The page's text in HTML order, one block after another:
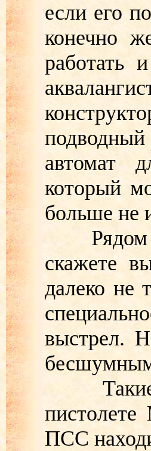
если его
конечно
работать
автомат
который
больше не
Рядом в
скажете
далеко не
выстрел.
Такие
ПСС